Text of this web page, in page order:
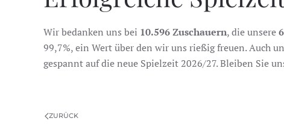
Wir bedanken uns bei 10.596 Zuschauern, die unsere
99,7%, ein Wert über den wir uns rießig freuen. Auch
gespannt auf die neue Spielzeit 2026/27. Bleiben Sie
ZURÜCK